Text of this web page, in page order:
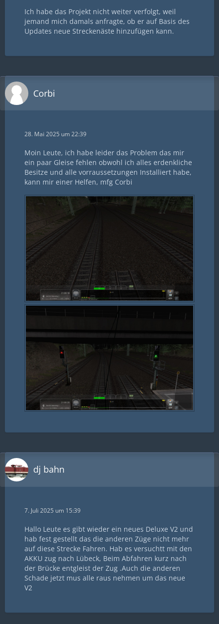
Ich habe das Projekt nicht weiter verfolgt, weil
jemand mich damals anfragte, ob er auf Basis des
Updates neue Streckenäste hinzufügen kann.
Corbi
28. Mai 2025 um 22:39
Moin Leute, ich habe leider das Problem das mir
ein paar Gleise fehlen obwohl ich alles erdenkliche
Besitze und alle vorraussetzungen Installiert habe,
kann mir einer Helfen, mfg Corbi
dj bahn
7. Juli 2025 um 15:39
Hallo Leute es gibt wieder ein neues Deluxe V2 und
hab fest gestellt das die anderen Züge nicht mehr
auf diese Strecke Fahren. Hab es versuchtt mit den
AKKU zug nach Lübeck, Beim Abfahren kurz nach
der Brücke entgleist der Zug .Auch die anderen
Schade jetzt mus alle raus nehmen um das neue
V2